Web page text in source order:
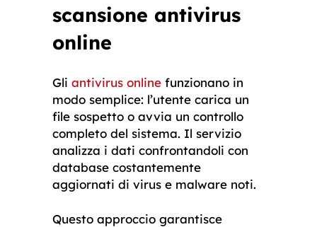
scansione antivirus
online
Gli antivirus online funzionano in
modo semplice: l’utente carica un
file sospetto o avvia un controllo
completo del sistema. Il servizio
analizza i dati confrontandoli con
database costantemente
aggiornati di virus e malware noti.
Questo approccio garantisce